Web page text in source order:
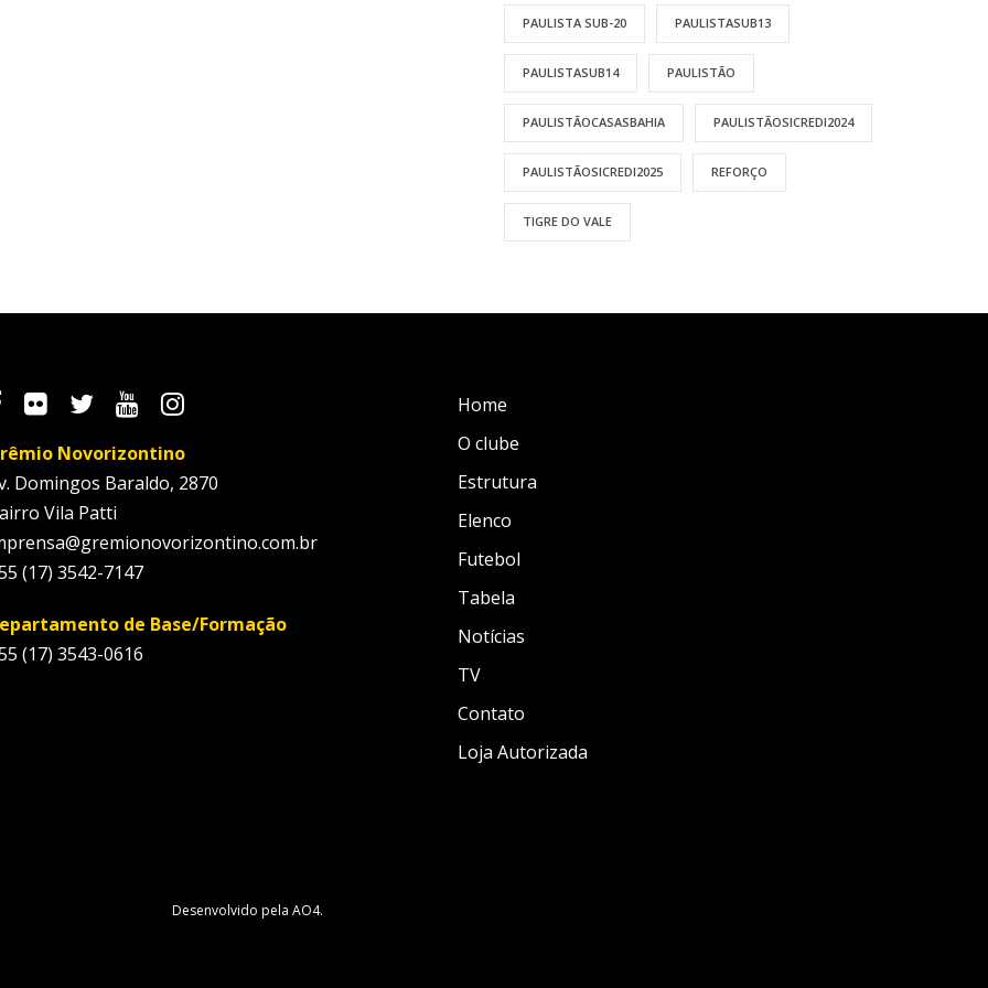
PAULISTA SUB-20 PAULISTASUB13
PAULISTASUB14 PAULISTÃO
PAULISTÃOCASASBAHIA PAULISTÃOSICREDI2024
PAULISTÃOSICREDI2025 REFORÇO
TIGRE DO VALE
Novorizontino
Domingos Baraldo, 2870
Vila Patti
(17) 3542-7147
de Base/Formação
(17) 3543-0616
Home
O clube
Estrutura
Elenco
Futebol
Tabela
Notícias
TV
Contato
Loja Autorizada
Desenvolvido pela AO4.